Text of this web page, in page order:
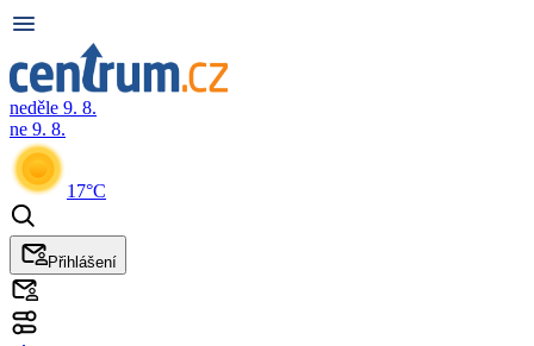
neděle 9. 8.
ne 9. 8.
17°C
Přihlášení